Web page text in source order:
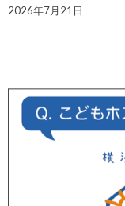
2026年7月21日